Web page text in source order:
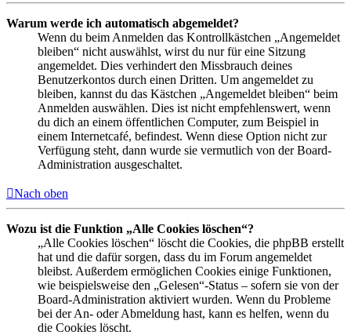
Warum werde ich automatisch abgemeldet?
Wenn du beim Anmelden das Kontrollkästchen „Angemeldet
bleiben“ nicht auswählst, wirst du nur für eine Sitzung
angemeldet. Dies verhindert den Missbrauch deines
Benutzerkontos durch einen Dritten. Um angemeldet zu
bleiben, kannst du das Kästchen „Angemeldet bleiben“ beim
Anmelden auswählen. Dies ist nicht empfehlenswert, wenn
du dich an einem öffentlichen Computer, zum Beispiel in
einem Internetcafé, befindest. Wenn diese Option nicht zur
Verfügung steht, dann wurde sie vermutlich von der Board-
Administration ausgeschaltet.
Nach oben
Wozu ist die Funktion „Alle Cookies löschen“?
„Alle Cookies löschen“ löscht die Cookies, die phpBB erstellt
hat und die dafür sorgen, dass du im Forum angemeldet
bleibst. Außerdem ermöglichen Cookies einige Funktionen,
wie beispielsweise den „Gelesen“-Status – sofern sie von der
Board-Administration aktiviert wurden. Wenn du Probleme
bei der An- oder Abmeldung hast, kann es helfen, wenn du
die Cookies löscht.